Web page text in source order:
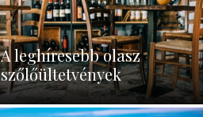
A leghíresebb olasz
szőlőültetvények